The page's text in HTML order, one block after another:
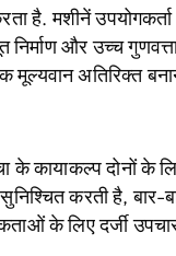
है. मशीनें
और उच्च
मूल्यवान अतिरिक्त
कायाकल्प दोनों के
करती है, बार-
के लिए दर्जी